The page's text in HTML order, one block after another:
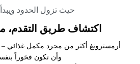
حيث تزول الحدود ويبدأ
اكتشاف طريق التقدم،
أرمسترونغ أكثر من مجرد مكمل غذائي –
وأن تكون فخوراً